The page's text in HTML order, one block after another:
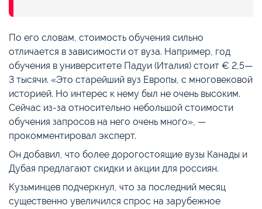
По его словам, стоимость обучения сильно
отличается в зависимости от вуза. Например, год
обучения в университете Падуи (Италия) стоит € 2,5—
3 тысячи. «Это старейший вуз Европы, с многовековой
историей. Но интерес к нему был не очень высоким.
Сейчас из-за относительно небольшой стоимости
обучения запросов на него очень много», —
прокомментировал эксперт.
Он добавил, что более дорогостоящие вузы Канады и
Дубая предлагают скидки и акции для россиян.
Кузьминцев подчеркнул, что за последний месяц
существенно увеличился спрос на зарубежное